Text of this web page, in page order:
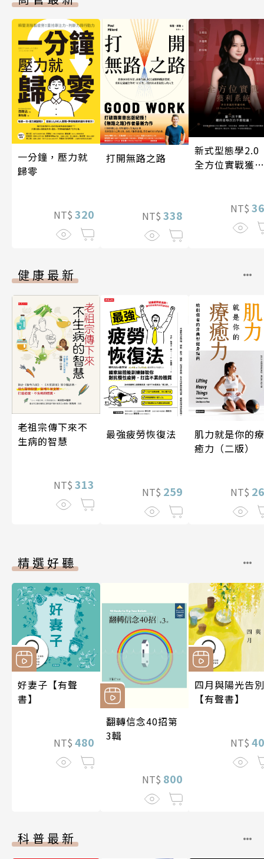
一分鐘，壓力就
歸零
NT$ 320
打開無路之路
NT$ 338
新式型態學
全方位實戰獲利
NT$
健康最新
老祖宗傳下來不
生病的智慧
NT$ 313
最強疲勞恢復法
NT$ 259
肌力就是你的療
癒力（二版）
NT$
精選好聽
好妻子【有聲
書】
NT$ 480
翻轉信念40招第
3輯
NT$ 800
四月與陽光告別
【有聲書】
NT$
科普最新